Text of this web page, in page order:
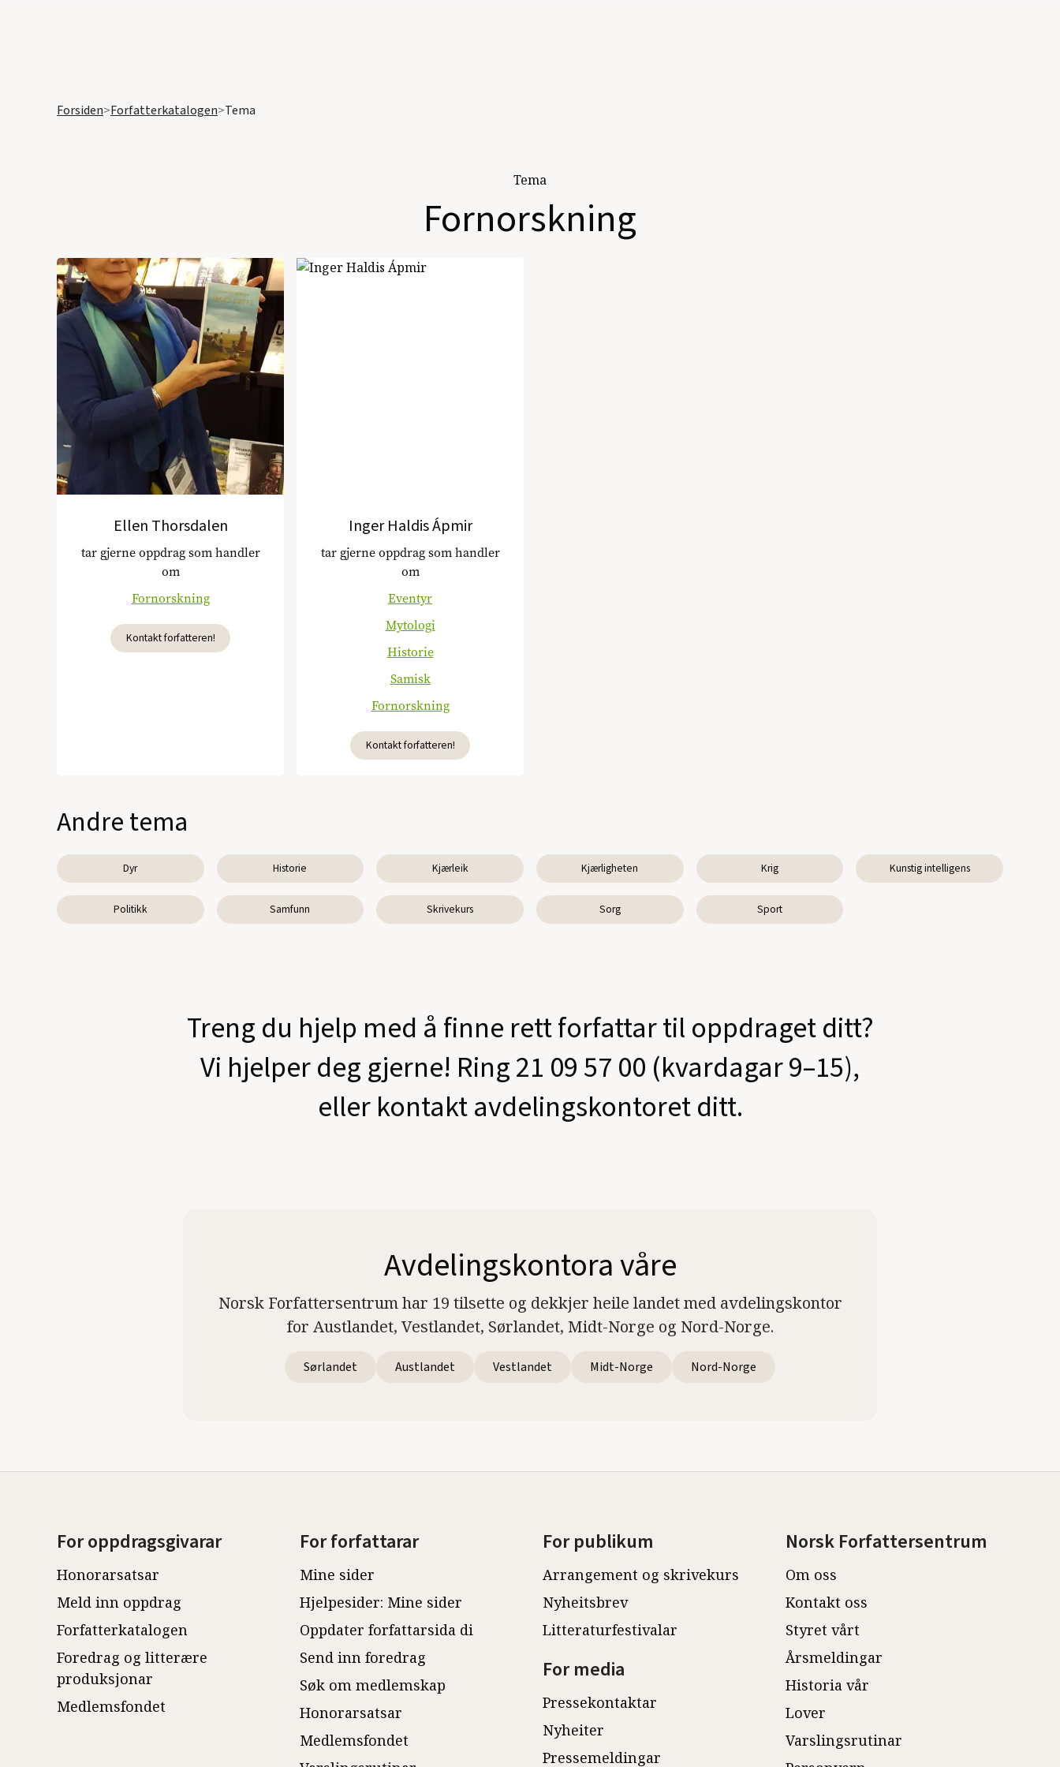
Forsiden>Forfatterkatalogen>Tema
Tema
Fornorskning
Ellen Thorsdalen
tar gjerne oppdrag som handler
om
Fornorskning
Kontakt forfatteren!
Inger Haldis Ápmir
tar gjerne oppdrag som handler
om
Eventyr
Mytologi
Historie
Samisk
Fornorskning
Kontakt forfatteren!
Andre tema
Dyr Historie Kjærleik Kjærligheten Krig Kunstig intelligens
Politikk Samfunn Skrivekurs Sorg Sport
Treng du hjelp med å finne rett forfattar til oppdraget ditt?
Vi hjelper deg gjerne! Ring 21 09 57 00 (kvardagar 9–15),
eller kontakt avdelingskontoret ditt.
Avdelingskontora våre
Norsk Forfattersentrum har 19 tilsette og dekkjer heile landet med avdelingskontor
for Austlandet, Vestlandet, Sørlandet, Midt-Norge og Nord-Norge.
Sørlandet Austlandet Vestlandet Midt-Norge Nord-Norge
For oppdragsgivarar
Honorarsatsar
Meld inn oppdrag
Forfatterkatalogen
Foredrag og litterære
produksjonar
Medlemsfondet
For forfattarar
Mine sider
Hjelpesider: Mine sider
Oppdater forfattarsida di
Send inn foredrag
Søk om medlemskap
Honorarsatsar
Medlemsfondet
For publikum
Arrangement og skrivekurs
Nyheitsbrev
Litteraturfestivalar
For media
Pressekontaktar
Nyheiter
Pressemeldingar
Norsk Forfattersentrum
Om oss
Kontakt oss
Styret vårt
Årsmeldingar
Historia vår
Lover
Varslingsrutinar